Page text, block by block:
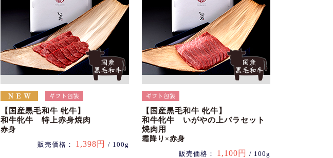
【国産黒毛和牛 牝牛】
和牛牝牛 特上赤身焼肉
赤身
販売価格： 1,398円 / 100g
【国産黒毛和牛 牝牛】
和牛牝牛 いがやの上バラセット
焼肉用
霜降り×赤身
販売価格： 1,100円 / 100g